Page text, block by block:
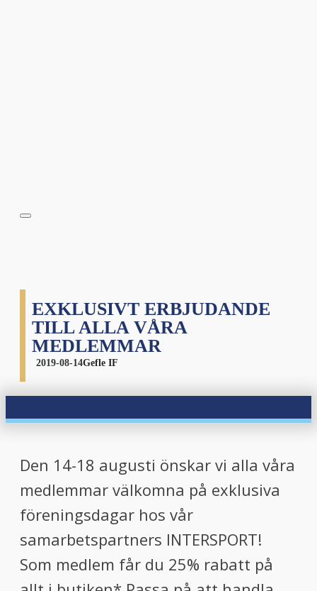
EXKLUSIVT ERBJUDANDE
TILL ALLA VÅRA
MEDLEMMAR
2019-08-14Gefle IF
Den 14-18 augusti önskar vi alla våra
medlemmar välkomna på exklusiva
föreningsdagar hos vår
samarbetspartners INTERSPORT!
Som medlem får du 25% rabatt på